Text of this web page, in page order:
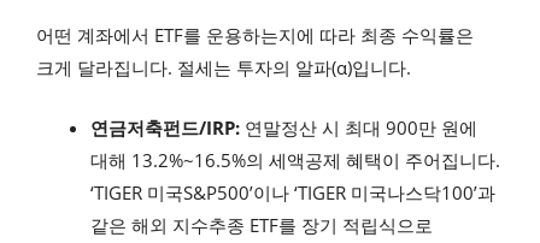
어떤 계좌에서 ETF를 운용하는지에 따라 최종 수익률은
크게 달라집니다. 절세는 투자의 알파(α)입니다.
연금저축펀드/IRP: 연말정산 시 최대 900만 원에
대해 13.2%~16.5%의 세액공제 혜택이 주어집니다.
‘TIGER 미국S&P500’이나 ‘TIGER 미국나스닥100’과
같은 해외 지수추종 ETF를 장기 적립식으로